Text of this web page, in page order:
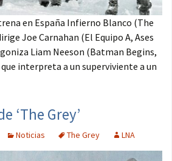
en España Infierno Blanco (The
Joe Carnahan (El Equipo A, Ases
Liam Neeson (Batman Begins,
interpreta a un superviviente a un
‘The Grey’
Noticias The Grey LNA